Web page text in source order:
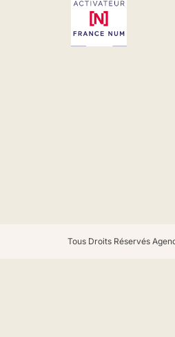
Tous Droits Réservés